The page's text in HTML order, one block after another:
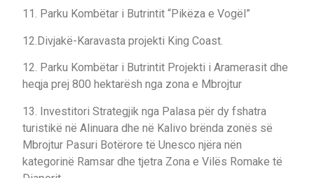
11. Parku Kombëtar i Butrintit “Pikëza e Vogël”
12.Divjakë-Karavasta projekti King Coast.
12. Parku Kombëtar i Butrintit Projekti i Aramerasit dhe
heqja prej 800 hektarësh nga zona e Mbrojtur
13. Investitori Strategjik nga Palasa për dy fshatra
turistikë në Alinuara dhe në Kalivo brënda zonës së
Mbrojtur Pasuri Botërore të Unesco njëra nën
kategorinë Ramsar dhe tjetra Zona e Vilës Romake të